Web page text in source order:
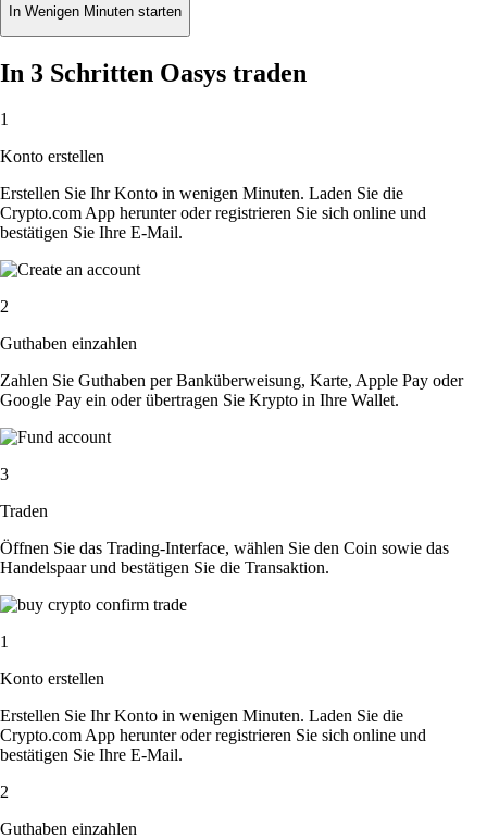
In Wenigen Minuten starten
In 3 Schritten Oasys traden
1
Konto erstellen
Erstellen Sie Ihr Konto in wenigen Minuten. Laden Sie die
Crypto.com App herunter oder registrieren Sie sich online und
bestätigen Sie Ihre E-Mail.
2
Guthaben einzahlen
Zahlen Sie Guthaben per Banküberweisung, Karte, Apple Pay oder
Google Pay ein oder übertragen Sie Krypto in Ihre Wallet.
3
Traden
Öffnen Sie das Trading-Interface, wählen Sie den Coin sowie das
Handelspaar und bestätigen Sie die Transaktion.
1
Konto erstellen
Erstellen Sie Ihr Konto in wenigen Minuten. Laden Sie die
Crypto.com App herunter oder registrieren Sie sich online und
bestätigen Sie Ihre E-Mail.
2
Guthaben einzahlen